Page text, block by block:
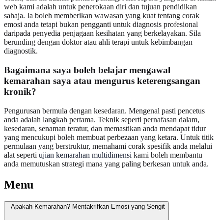
web kami adalah untuk penerokaan diri dan tujuan pendidikan
sahaja. Ia boleh memberikan wawasan yang kuat tentang corak
emosi anda tetapi bukan pengganti untuk diagnosis profesional
daripada penyedia penjagaan kesihatan yang berkelayakan. Sila
berunding dengan doktor atau ahli terapi untuk kebimbangan
diagnostik.
Bagaimana saya boleh belajar mengawal
kemarahan saya atau mengurus keterengsangan
kronik?
Pengurusan bermula dengan kesedaran. Mengenal pasti pencetus
anda adalah langkah pertama. Teknik seperti pernafasan dalam,
kesedaran, senaman teratur, dan memastikan anda mendapat tidur
yang mencukupi boleh membuat perbezaan yang ketara. Untuk titik
permulaan yang berstruktur, memahami corak spesifik anda melalui
alat seperti ujian kemarahan multidimensi kami boleh membantu
anda memutuskan strategi mana yang paling berkesan untuk anda.
Menu
Apakah Kemarahan? Mentakrifkan Emosi yang Sengit